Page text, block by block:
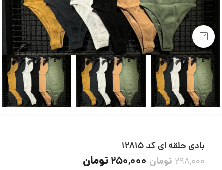
بزرگنمایی تصویر
بادی حلقه ای کد 12815
298,000تومان 250,000 تومان